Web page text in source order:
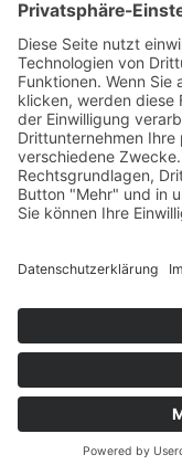
unberührt.
Anfrage per
Wenn Sie uns
kontaktieren,
daraus
Daten (Name,
Bearbeitung
Grundlage von
Ihre Anfrage mit
vorvertraglicher
allen übrigen
unserem